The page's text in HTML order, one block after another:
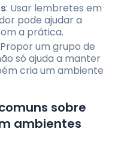
: Usar lembretes em
pode ajudar a
a prática.
um grupo de
só ajuda a manter
cria um ambiente
sobre
ambientes